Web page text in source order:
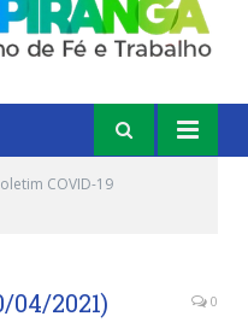
COVID-19
04/2021) 0